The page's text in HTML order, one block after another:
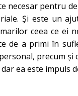
necesar pentru
Și este un
ceea ce ei
de a primi în
precum și
ea este impuls